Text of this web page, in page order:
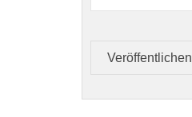
Veröffentlichen